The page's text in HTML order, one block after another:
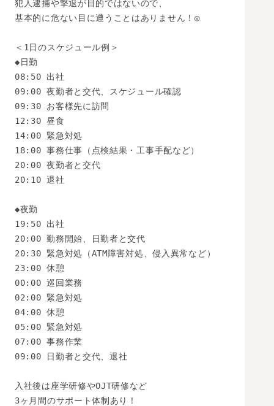
犯人逮捕や撃退が目的ではないので、
基本的に危ない目に遭うことはありません！◎
＜1日のスケジュール例＞
◆日勤
08:50 出社
09:00 夜勤者と交代、スケジュール確認
09:30 お客様先に訪問
12:30 昼食
14:00 緊急対処
18:00 事務仕事（点検結果・工事手配など）
20:00 夜勤者と交代
20:10 退社
◆夜勤
19:50 出社
20:00 勤務開始、日勤者と交代
20:30 緊急対処（ATM障害対処、侵入異常など）
23:00 休憩
00:00 巡回業務
02:00 緊急対処
04:00 休憩
05:00 緊急対処
07:00 事務作業
09:00 日勤者と交代、退社
入社後は座学研修やOJT研修など
3ヶ月間のサポート体制あり！